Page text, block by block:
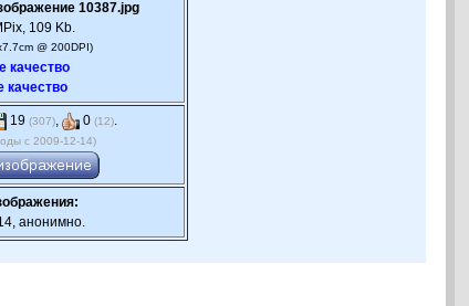
10387.jpg
109 Kb.
@ 200DPI)
качество
качество
19 (307), 0 (12).
с 2009-12-14)
анонимно.